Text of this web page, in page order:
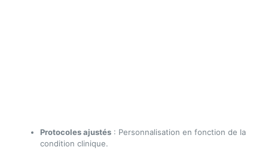
Protocoles ajustés: Personnalisation en fonction de la
condition clinique.